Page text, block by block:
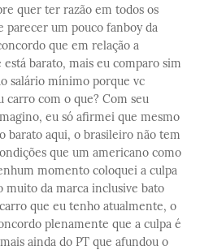
quer ter razão em todos os
parecer um pouco fanboy da
que em relação a
está barato, mais eu comparo sim
salário mínimo porque vc
carro com o que? Com seu
eu só afirmei que mesmo
barato aqui, o brasileiro não tem
que um americano como
momento coloquei a culpa
muito da marca inclusive bato
que eu tenho atualmente, o
plenamente que a culpa é
ainda do PT que afundou o